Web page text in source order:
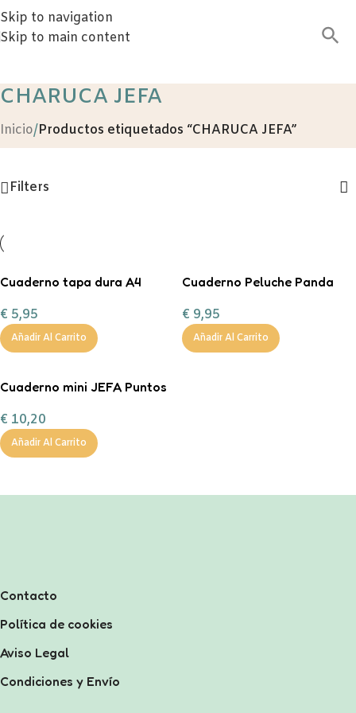
Skip to navigation
Skip to main content
CHARUCA JEFA
Inicio/Productos etiquetados “CHARUCA JEFA”
Filters
Cuaderno tapa dura A4
FAILS
€ 5,95
Añadir Al Carrito
Cuaderno Peluche Panda
€ 9,95
Añadir Al Carrito
Cuaderno mini JEFA Puntos
€ 10,20
Añadir Al Carrito
Contacto
Política de cookies
Aviso Legal
Condiciones y Envío